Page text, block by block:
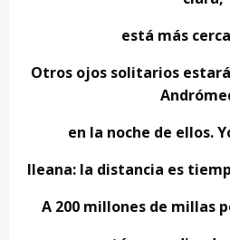
está más
Otros ojos solitarios
en la noche de ellos.
Ileana: la distancia es
A 200 millones de millas